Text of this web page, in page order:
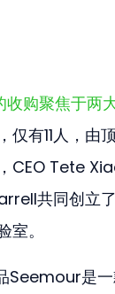
购聚焦于两
仅有11人，
CEO Tete
共同创立
。
Seemour是